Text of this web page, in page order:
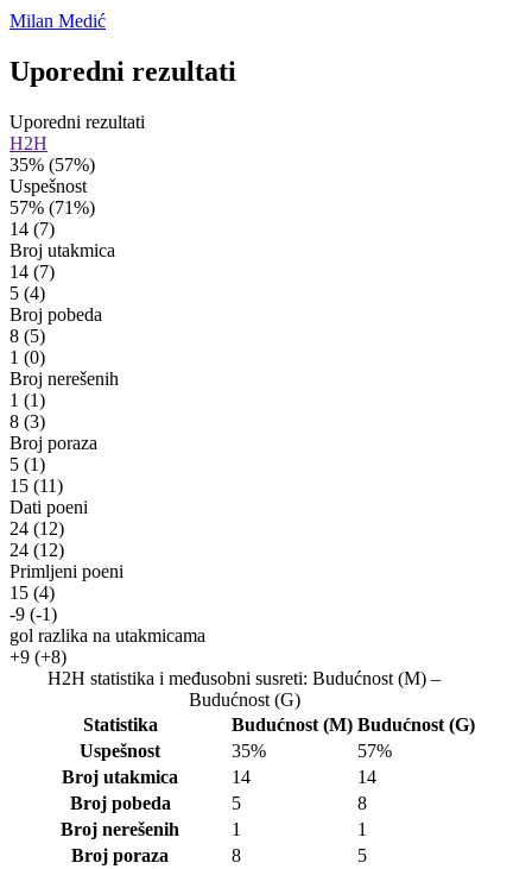
Milan Medić
Uporedni rezultati
Uporedni rezultati
H2H
35% (57%)
Uspešnost
57% (71%)
14 (7)
Broj utakmica
14 (7)
5 (4)
Broj pobeda
8 (5)
1 (0)
Broj nerešenih
1 (1)
8 (3)
Broj poraza
5 (1)
15 (11)
Dati poeni
24 (12)
24 (12)
Primljeni poeni
15 (4)
-9 (-1)
gol razlika na utakmicama
+9 (+8)
H2H statistika i međusobni susreti: Budućnost (M) –
Budućnost (G)
Statistika
Budućnost (M) Budućnost (G)
Uspešnost
35%
57%
Broj utakmica
14
14
Broj pobeda
5
8
Broj nerešenih
1
1
Broj poraza
8
5